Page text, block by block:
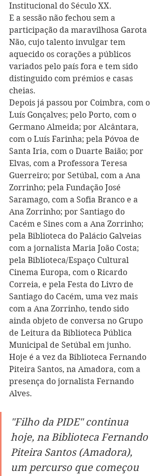
Institucional do Século XX.
E a sessão não fechou sem a
participação da maravilhosa Garota
Não, cujo talento invulgar tem
aquecido os corações a públicos
variados pelo país fora e tem sido
distinguido com prémios e casas
cheias.
Depois já passou por Coimbra, com o
Luís Gonçalves; pelo Porto, com o
Germano Almeida; por Alcântara,
com o Luís Farinha; pela Póvoa de
Santa Iria, com o Duarte Baião; por
Elvas, com a Professora Teresa
Guerreiro; por Setúbal, com a Ana
Zorrinho; pela Fundação José
Saramago, com a Sofia Branco e a
Ana Zorrinho; por Santiago do
Cacém e Sines com a Ana Zorrinho;
pela Biblioteca do Palácio Galveias
com a jornalista Maria João Costa;
pela Biblioteca/Espaço Cultural
Cinema Europa, com o Ricardo
Correia, e pela Festa do Livro de
Santiago do Cacém, uma vez mais
com a Ana Zorrinho, tendo sido
ainda objeto de conversa no Grupo
de Leitura da Biblioteca Pública
Municipal de Setúbal em junho.
Hoje é a vez da Biblioteca Fernando
Piteira Santos, na Amadora, com a
presença do jornalista Fernando
Alves.
"Filho da PIDE" continua
hoje, na Biblioteca Fernando
Piteira Santos (Amadora),
um percurso que começou